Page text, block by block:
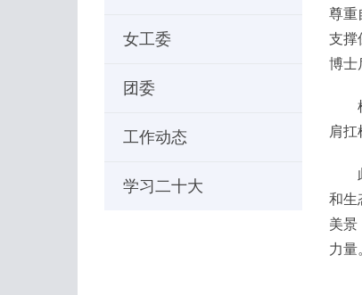
女工委
团委
工作动态
学习二十大
尊重
支撑
博士
肩扛
和生
美景
力量